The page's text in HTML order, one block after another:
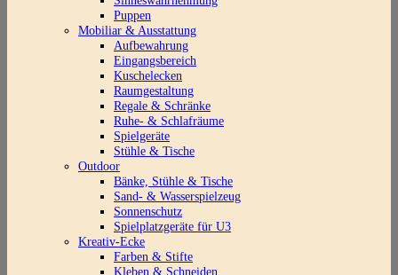
Puppen
Mobiliar & Ausstattung
Aufbewahrung
Eingangsbereich
Kuschelecken
Raumgestaltung
Regale & Schränke
Ruhe- & Schlafräume
Spielgeräte
Stühle & Tische
Outdoor
Bänke, Stühle & Tische
Sand- & Wasserspielzeug
Sonnenschutz
Spielplatzgeräte für U3
Kreativ-Ecke
Farben & Stifte
Kleben & Schneiden